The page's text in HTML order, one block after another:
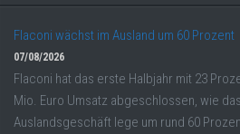
Flaconi wächst im Ausland um 60 Prozent
07/08/2026
Flaconi hat das erste Halbjahr mit 23
Mio. Euro Umsatz abgeschlossen, wie
Auslandsgeschäft lege um rund 60